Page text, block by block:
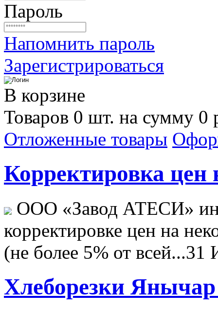
Пароль
Напомнить пароль
Зарегистрироваться
В корзине
Товаров 0 шт. на сумму 0
Отложенные товары
Корректировка цен
ООО «Завод АТЕСИ»
корректировке цен на
(не более 5% от всей...31
Хлеборезки Янычар